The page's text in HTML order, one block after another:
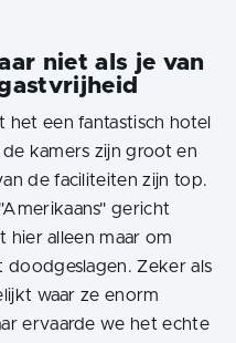
niet als je van
een fantastisch hotel
kamers zijn groot en
de faciliteiten zijn top.
gericht
hier alleen maar om
doodgeslagen. Zeker als
waar ze enorm
ervaarde we het echte